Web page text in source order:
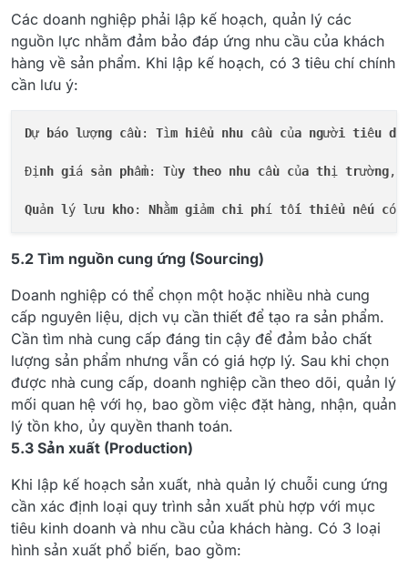
Các doanh nghiệp phải lập kế hoạch, quản lý các
nguồn lực nhằm đảm bảo đáp ứng nhu cầu của khách
hàng về sản phẩm. Khi lập kế hoạch, có 3 tiêu chí chính
cần lưu ý:
Dự báo lượng cầu: Tìm hiểu nhu cầu của người tiêu d
Định giá sản phẩm: Tùy theo nhu cầu của thị trường,
Quản lý lưu kho: Nhằm giảm chi phí tối thiểu nếu có
5.2 Tìm nguồn cung ứng (Sourcing)
Doanh nghiệp có thể chọn một hoặc nhiều nhà cung
cấp nguyên liệu, dịch vụ cần thiết để tạo ra sản phẩm.
Cần tìm nhà cung cấp đáng tin cậy để đảm bảo chất
lượng sản phẩm nhưng vẫn có giá hợp lý. Sau khi chọn
được nhà cung cấp, doanh nghiệp cần theo dõi, quản lý
mối quan hệ với họ, bao gồm việc đặt hàng, nhận, quản
lý tồn kho, ủy quyền thanh toán.
5.3 Sản xuất (Production)
Khi lập kế hoạch sản xuất, nhà quản lý chuỗi cung ứng
cần xác định loại quy trình sản xuất phù hợp với mục
tiêu kinh doanh và nhu cầu của khách hàng. Có 3 loại
hình sản xuất phổ biến, bao gồm: